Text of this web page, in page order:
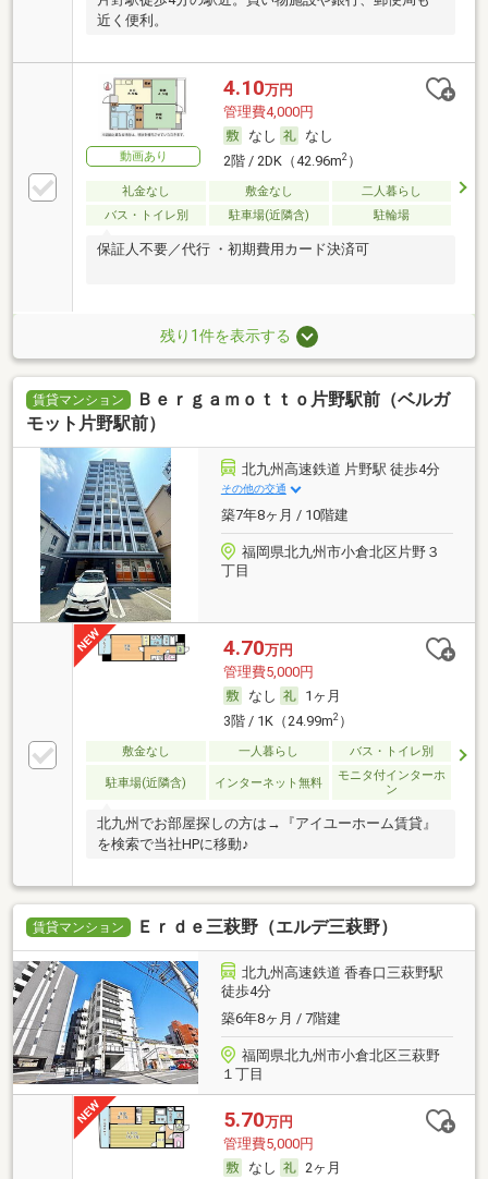
近く便利。
動画あり
4.10万円
管理費4,000円
なし
なし
2階 / 2DK（42.96m2）
礼金なし 敷金なし
二人暮らし
バス・トイレ別
駐車場(近隣含) 駐輪場
保証人不要／代行 ・初期費用カード決済可
残り1件を表示する
賃貸マンション
Ｂｅｒｇａｍｏｔｔｏ片野駅前（ベルガ
モット片野駅前）
北九州高速鉄道 片野駅 徒歩4分
その他の交通
築7年8ヶ月 / 10階建
福岡県北九州市小倉北区片野３
丁目
4.70万円
管理費5,000円
なし
1ヶ月
3階 / 1K（24.99m2）
敷金なし 一人暮らし バス・トイレ別
駐車場(近隣含) インターネット無料
モニタ付インターホ
ン
北九州でお部屋探しの方は→『アイユーホーム賃貸』
を検索で当社HPに移動♪
賃貸マンション Ｅｒｄｅ三萩野（エルデ三萩野）
北九州高速鉄道 香春口三萩野駅
徒歩4分
築6年8ヶ月 / 7階建
福岡県北九州市小倉北区三萩野
１丁目
5.70万円
管理費5,000円
なし
2ヶ月